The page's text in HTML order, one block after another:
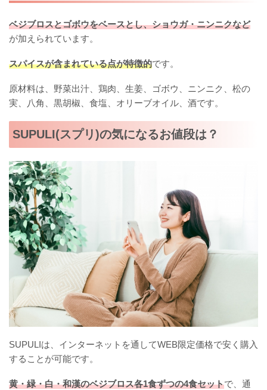
ベジブロスとゴボウをベースとし、ショウガ・ニンニクなど
が加えられています。
スパイスが含まれている点が特徴的です。
原材料は、野菜出汁、鶏肉、生姜、ゴボウ、ニンニク、松の
実、八角、黒胡椒、食塩、オリーブオイル、酒です。
SUPULI(スプリ)の気になるお値段は？
SUPULIは、インターネットを通してWEB限定価格で安く購入
することが可能です。
黄・緑・白・和漢のベジブロス各1食ずつの4食セットで、通